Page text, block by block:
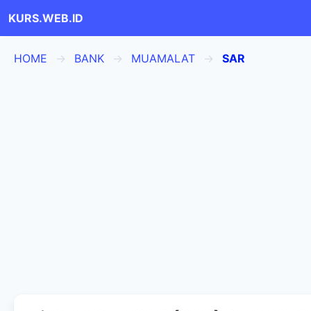
KURS.WEB.ID
HOME BANK MUAMALAT SAR